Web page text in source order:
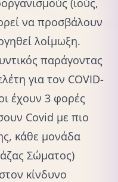
(ιούς,
να προσβάλουν
λοίμωξη.
παράγοντας
για τον COVID-
έχουν 3 φορές
Covid με πιο
κάθε μονάδα
Σώματος)
κίνδυνο